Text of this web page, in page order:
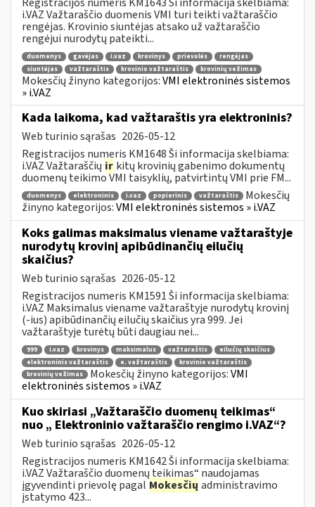
i.VAZ Važtaraščio duomenis VMI turi teikti važtaraščio
rengėjas. Krovinio siuntėjas atsako už važtaraščio
rengėjui nurodytų pateikti...
duomenys gavėjas i.vaz krovinys prievolės
rengėjas
siuntėjas
važtaraštis krovinio važtaraštis krovinių vežimas
Mokesčių žinyno kategorijos:VMI elektroninės sistemos
» i.VAZ
Kada laikoma, kad važtaraštis yra elektroninis?
Web turinio sąrašas 2026-05-12
Registracijos numeris KM1648 Ši informacija skelbiama:
i.VAZ Važtaraščių ir kitų krovinių gabenimo dokumentų
duomenų teikimo VMI taisyklių, patvirtintų VMI prie FM...
duomenys elektroninis i.vaz popierinis važtaraštis
Mokesčių
žinyno kategorijos:VMI elektroninės sistemos » i.VAZ
Koks galimas maksimalus viename važtaraštyje
nurodytų krovinį apibūdinančių eilučių
skaičius?
Web turinio sąrašas 2026-05-12
Registracijos numeris KM1591 Ši informacija skelbiama:
i.VAZ Maksimalus viename važtaraštyje nurodytų krovinį
(-ius) apibūdinančių eilučių skaičius yra 999. Jei
važtaraštyje turėtų būti daugiau nei...
999 i.vaz krovinys maksimalus važtaraštis
eilučių skaičius
elektroninis važtaraštis
e. važtaraštis
krovinio važtaraštis
krovinių vežimas
Mokesčių žinyno kategorijos:VMI
elektroninės sistemos » i.VAZ
Kuo skiriasi „Važtaraščio duomenų teikimas“
nuo „ Elektroninio važtaraščio rengimo i.VAZ“?
Web turinio sąrašas 2026-05-12
Registracijos numeris KM1642 Ši informacija skelbiama:
i.VAZ Važtaraščio duomenų teikimas“ naudojamas
įgyvendinti prievolę pagal Mokesčių administravimo
įstatymo 423...